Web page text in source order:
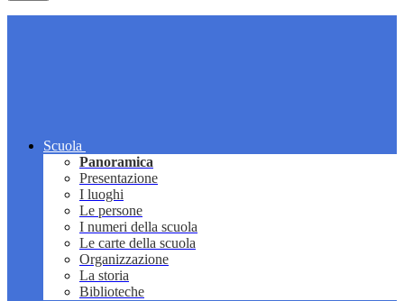
Scuola
Panoramica
Presentazione
I luoghi
Le persone
I numeri della scuola
Le carte della scuola
Organizzazione
La storia
Biblioteche